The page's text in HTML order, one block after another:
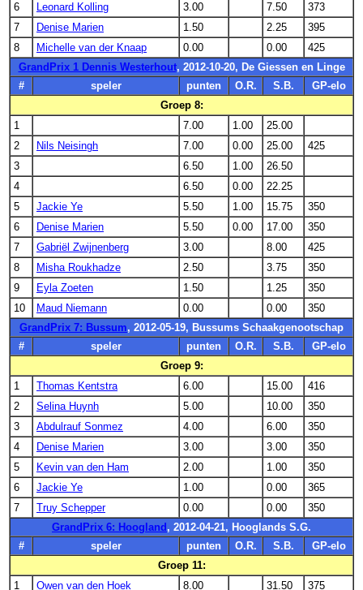
6
Leonard Kolling 3.00 7.50
373
7
Denise Marien 1.50 2.25
395
8
Michelle van der Knaap 0.00 0.00
425
GrandPrix 1 Dennis Westerhout, 2012-10-20, De Giessen en Linge
#
speler punten O.R. S.B.
GP-elo
Groep 8:
1
7.00 1.00
25.00
2
Nils Neisingh 7.00 0.00 25.00
425
3
6.50 1.00
26.50
4
6.50 0.00
22.25
5
Jackie Ye 5.50 1.00 15.75
350
6
Denise Marien 5.50 0.00 17.00
350
7
Gabriël Zwijnenberg 3.00 8.00
425
8
Misha Roukhadze 2.50 3.75
350
9
Eyla Zoeten 1.50 1.25
350
10
Maud Niemann 0.00 0.00
350
GrandPrix 7: Bussum, 2012-05-19, Bussums Schaakgenootschap
#
speler punten O.R. S.B.
GP-elo
Groep 9:
1
Thomas Kentstra 6.00 15.00
416
2
Selina Huynh 5.00 10.00
350
3
Abdulrauf Sonmez 4.00 6.00
350
4
Denise Marien 3.00 3.00
350
5
Kevin van den Ham 2.00 1.00
350
6
Jackie Ye 1.00 0.00
365
7
Truy Schepper 0.00 0.00
350
GrandPrix 6: Hoogland , 2012-04-21, Hooglands S.G.
#
speler punten O.R. S.B.
GP-elo
Groep 11:
1
Owen van den Hoek 8.00 31.50
375